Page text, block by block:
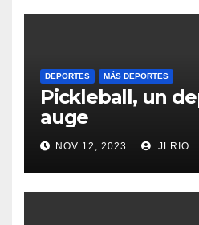
DEPORTES MÁS DEPORTES
Pickleball, un
auge
NOV 12, 2023 JLRIO